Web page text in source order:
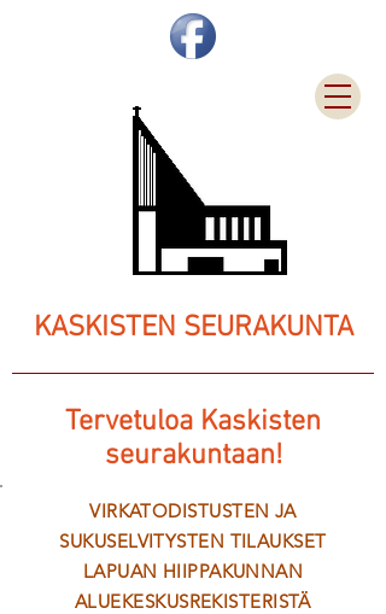
KASKISTEN SEURAKUNTA
Tervetuloa Kaskisten
seurakuntaan!
VIRKATODISTUSTEN JA
SUKUSELVITYSTEN TILAUKSET
LAPUAN HIIPPAKUNNAN
ALUEKESKUSREKISTERISTÄ